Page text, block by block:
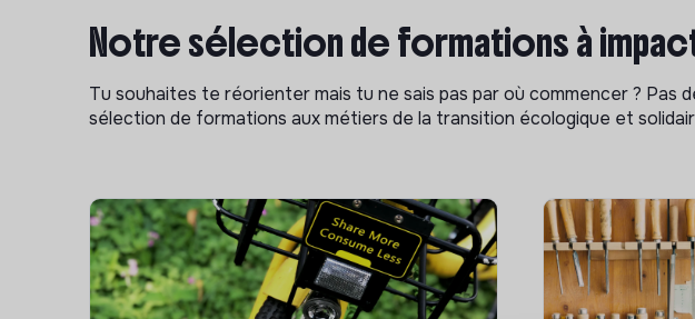
Notre sélection de formations à
Tu souhaites te réorienter mais tu ne sais pas par où commencer ? Pas
sélection de formations aux métiers de la transition écologique et